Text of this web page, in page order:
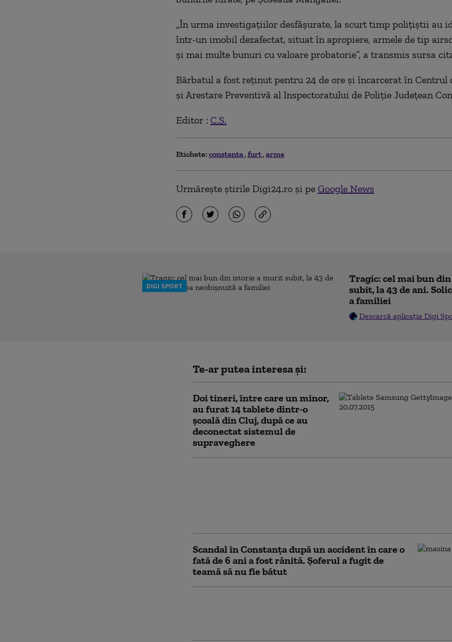
„În urma investigaţiilor desfăşurate, la scurt timp poliţiştii au
într-un imobil dezafectat, situat în apropiere, armele de tip
şi mai multe bunuri cu valoare probatorie”, a transmis sursa
Bărbatul a fost reţinut pentru 24 de ore şi încarcerat în Centrul
şi Arestare Preventivă al Inspectoratului de Poliţie Judeţean
Editor : C.S.
Etichete: constanta furt arme
Urmărește știrile Digi24.ro și pe Google News
DIGI SPORT
Tragic: cel mai bun
subit, la 43 de ani.
a familiei
Descarcă aplicația Digi
Te-ar putea interesa și:
Doi tineri, între care un minor,
au furat 14 tablete dintr-o
şcoală din Cluj, după ce au
deconectat sistemul de
supraveghere
Scandal în Constanța după un accident în care o
fată de 6 ani a fost rănită. Şoferul a fugit de
teamă să nu fie bătut